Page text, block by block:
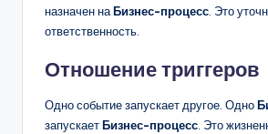
назначен наБизнес-процесс. Это
ответственность.
Отношение триггеров
Одно событие запускает другое. Одно
запускаетБизнес-процесс. Это